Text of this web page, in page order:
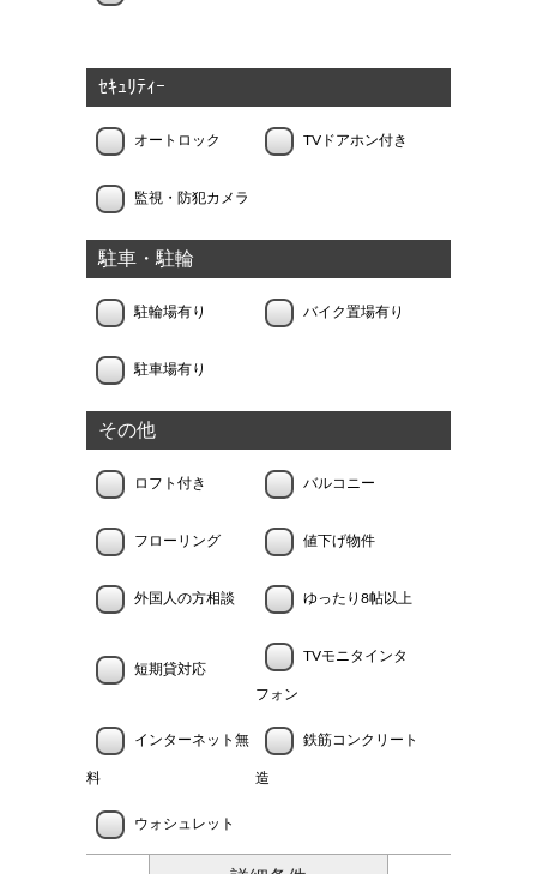
ｾｷｭﾘﾃｨｰ
オートロック TVドアホン付き
監視・防犯カメラ
駐車・駐輪
駐輪場有り バイク置場有り
駐車場有り
その他
ロフト付き バルコニー
フローリング 値下げ物件
外国人の方相談 ゆったり8帖以上
短期貸対応
TVモニタインタ
フォン
インターネット無
料
鉄筋コンクリート
造
ウォシュレット